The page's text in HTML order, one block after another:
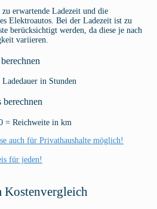
erwartende Ladezeit und die
Elektroautos. Bei der Ladezeit ist zu
berücksichtigt werden, da diese je nach
variieren.
in Stunden
berechnen
= Reichweite in km
auch für Privathaushalte möglich!
für jeden!